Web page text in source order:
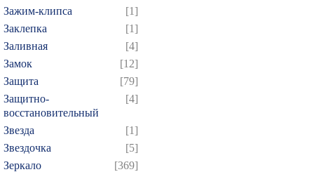
Зажим-клипса
[1]
Заклепка
[1]
Заливная
[4]
Замок
[12]
Защита
[79]
Защитно-
восстановительный
[4]
Звезда
[1]
Звездочка
[5]
Зеркало
[369]